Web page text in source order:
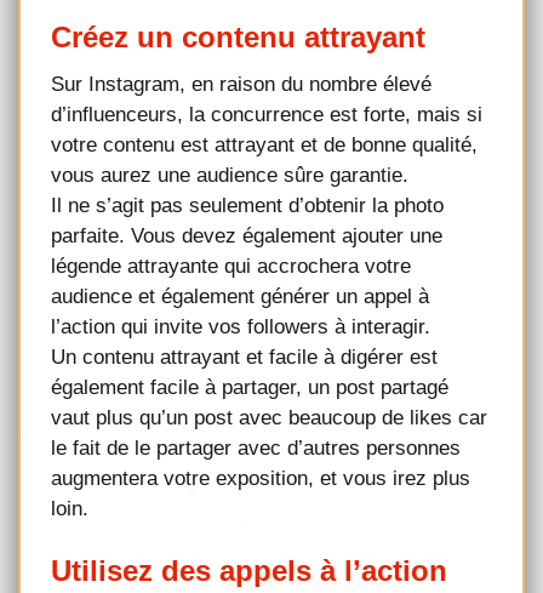
Créez un contenu attrayant
Sur Instagram, en raison du nombre élevé
d’influenceurs, la concurrence est forte, mais si
votre contenu est attrayant et de bonne qualité,
vous aurez une audience sûre garantie.
Il ne s’agit pas seulement d’obtenir la photo
parfaite. Vous devez également ajouter une
légende attrayante qui accrochera votre
audience et également générer un appel à
l’action qui invite vos followers à interagir.
Un contenu attrayant et facile à digérer est
également facile à partager, un post partagé
vaut plus qu’un post avec beaucoup de likes car
le fait de le partager avec d’autres personnes
augmentera votre exposition, et vous irez plus
loin.
Utilisez des appels à l’action